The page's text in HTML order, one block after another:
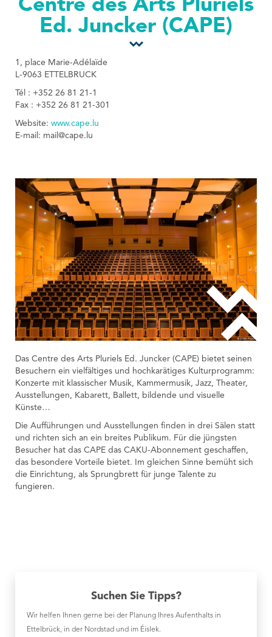
Tourist Office
Centre des Arts Pluriels
Ed. Juncker (CAPE)
1, place Marie-Adélaïde
L-9063 ETTELBRUCK
Tél : +352 26 81 21-1
Fax : +352 26 81 21-301
Website: www.cape.lu
E-mail: mail@cape.lu
Das Centre des Arts Pluriels Ed. Juncker (CAPE) bietet seinen
Besuchern ein vielfältiges und hochkarätiges Kulturprogramm:
Konzerte mit klassischer Musik, Kammermusik, Jazz, Theater,
Ausstellungen, Kabarett, Ballett, bildende und visuelle
Künste…
Die Aufführungen und Ausstellungen finden in drei Sälen statt
und richten sich an ein breites Publikum. Für die jüngsten
Besucher hat das CAPE das CAKU-Abonnement geschaffen,
das besondere Vorteile bietet. Im gleichen Sinne bemüht sich
die Einrichtung, als Sprungbrett für junge Talente zu
fungieren.
Suchen Sie Tipps?
Wir helfen Ihnen gerne bei der Planung Ihres Aufenthalts in
Ettelbrück, in der Nordstad und im Éislek.